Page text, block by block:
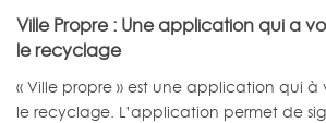
Ville Propre : Une application qui a
le recyclage
« Ville propre » est une application qui
le recyclage. L’application permet de